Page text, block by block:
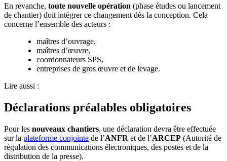
En revanche, toute nouvelle opération (phase études ou lancement
de chantier) doit intégrer ce changement dès la conception. Cela
concerne l’ensemble des acteurs :
maîtres d’ouvrage,
maîtres d’œuvre,
coordonnateurs SPS,
entreprises de gros œuvre et de levage.
Lire aussi :
Déclarations préalables obligatoires
Pour les nouveaux chantiers, une déclaration devra être effectuée
sur la plateforme conjointe de l’ANFR et de l’ARCEP (Autorité de
régulation des communications électroniques, des postes et de la
distribution de la presse).